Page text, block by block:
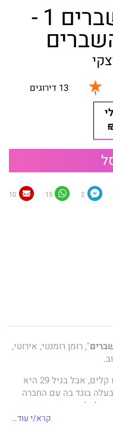
לאסוף את השברים 1 -
13 דירוגים
2
15
10
", רומן רומנטי, אירוטי,
החיים של מאיה קלארק אף פעם לא היו קלים, אבל בגיל 29 היא
בוגד בה עם החברה
לחלוטין. מאיה מרגישה
המפלט שלה. בניסיון
קרא/י עוד..